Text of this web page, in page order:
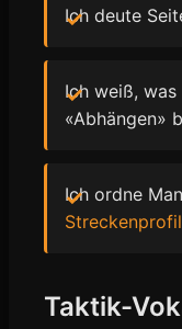
Ich deute
Ich weiß,
«Abhängen»
Ich ordne
Streckenprofil
Taktik-